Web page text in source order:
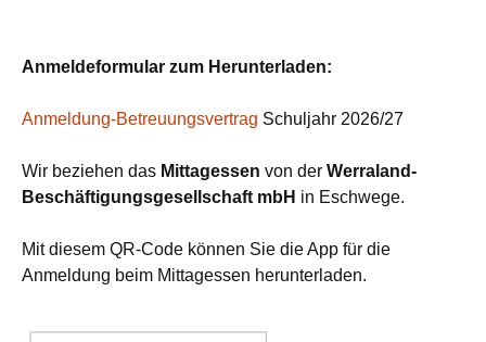
Anmeldeformular zum Herunterladen:
Anmeldung-Betreuungsvertrag Schuljahr 2026/27
Wir beziehen das Mittagessen von der Werraland-
Beschäftigungsgesellschaft mbH in Eschwege.
Mit diesem QR-Code können Sie die App für die
Anmeldung beim Mittagessen herunterladen.